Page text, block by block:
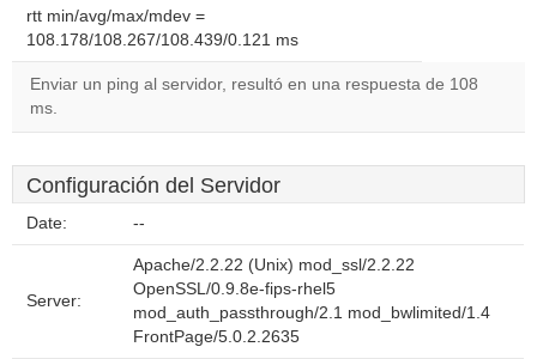
rtt min/avg/max/mdev =
108.178/108.267/108.439/0.121 ms
Enviar un ping al servidor, resultó en una respuesta de 108
ms.
Configuración del Servidor
Date: --
Server:
Apache/2.2.22 (Unix) mod_ssl/2.2.22
OpenSSL/0.9.8e-fips-rhel5
mod_auth_passthrough/2.1 mod_bwlimited/1.4
FrontPage/5.0.2.2635